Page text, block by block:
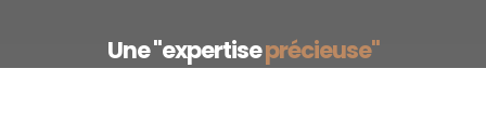
Une "expertiseprécieuse"